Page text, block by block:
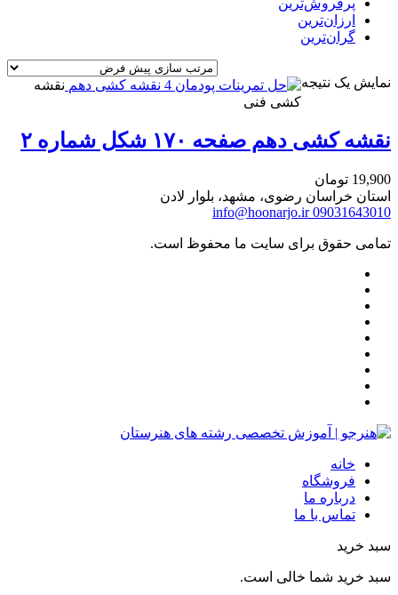
پرفروش‌ترین
ارزان‌ترین
گران‌ترین
نمایش یک نتیجه
نقشه
کشی فنی
نقشه کشی دهم صفحه ۱۷۰ شکل شماره ۲
19,900 تومان
استان خراسان رضوی، مشهد، بلوار لادن
09031643010
info@hoonarjo.ir
تمامی حقوق برای سایت ما محفوظ است.
خانه
فروشگاه
درباره ما
تماس با ما
سبد خرید
سبد خرید شما خالی است.